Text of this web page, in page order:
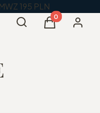
195 PLN
Otwórz wyszukiwarkę
SzukajProdukty w
Koszyk